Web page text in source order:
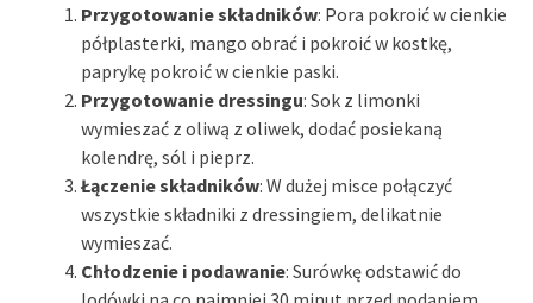
Przygotowanie składników: Pora pokroić w cienkie
półplasterki, mango obrać i pokroić w kostkę,
paprykę pokroić w cienkie paski.
Przygotowanie dressingu: Sok z limonki
wymieszać z oliwą z oliwek, dodać posiekaną
kolendrę, sól i pieprz.
Łączenie składników: W dużej misce połączyć
wszystkie składniki z dressingiem, delikatnie
wymieszać.
Chłodzenie i podawanie: Surówkę odstawić do